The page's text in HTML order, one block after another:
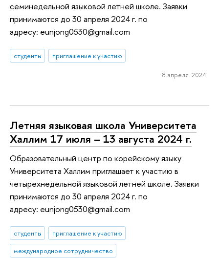
семинедельной языковой летней школе. Заявки
принимаются до 30 апреля 2024 г. по
адресу: eunjong0530@gmail.com
студенты приглашение к участию
8 апреля 2024
Летняя языковая школа Университета
Халлим 17 июля – 13 августа 2024 г.
Образовательный центр по корейскому языку
Университета Халлим приглашает к участию в
четырехнедельной языковой летней школе. Заявки
принимаются до 30 апреля 2024 г. по
адресу: eunjong0530@gmail.com
студенты
приглашение к участию
международное сотрудничество